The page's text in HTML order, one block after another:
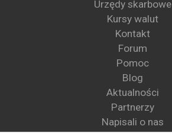
Urzędy skarbowe
Kursy walut
Kontakt
Forum
Pomoc
Blog
Aktualności
Partnerzy
Napisali o nas